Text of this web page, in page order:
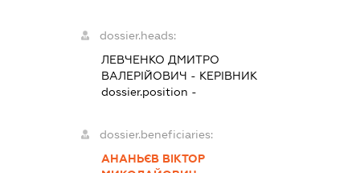
dossier.heads:
ЛЕВЧЕНКО ДМИТРО
ВАЛЕРІЙОВИЧ - КЕРІВНИК
dossier.position -
dossier.beneficiaries:
АНАНЬЄВ ВІКТОР